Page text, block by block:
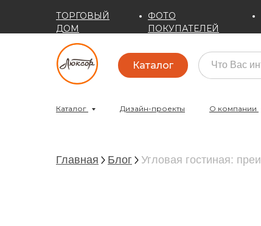
ТОРГОВЫЙ
ДОМ
ФОТО
ПОКУПАТЕЛЕЙ
Каталог
Каталог Дизайн-проекты О компании
Главная Блог Угловая гостиная: